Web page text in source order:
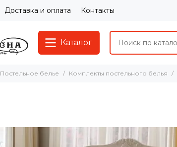
Доставка и оплата Контакты
Каталог
Постельное белье Комплекты постельного белья